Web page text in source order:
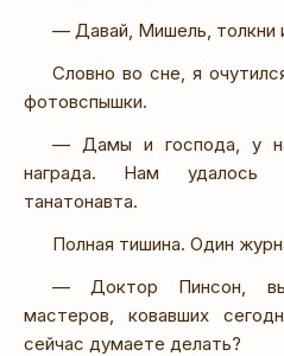
— Давай, Мишель, толкни
Словно во сне, я
фотовспышки.
— Дамы и господа, у
награда. Нам удалось
танатонавта.
Полная тишина. Один
— Доктор Пинсон,
мастеров, ковавших
сейчас думаете делать?